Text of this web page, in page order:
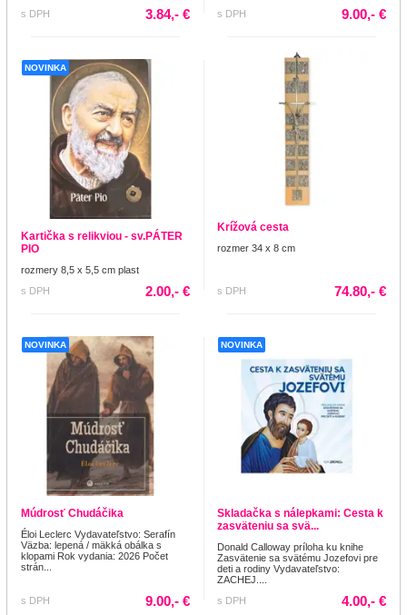
s DPH
3.84,- €
s DPH
9.00,- €
NOVINKA
Kartička s relikviou - sv.PÁTER
PIO
rozmery 8,5 x 5,5 cm plast
s DPH
2.00,- €
Krížová cesta
rozmer 34 x 8 cm
s DPH 74.80,- €
NOVINKA
Múdrosť Chudáčika
Éloi Leclerc Vydavateľstvo: Serafín
Väzba: lepená / mäkká obálka s
klopami Rok vydania: 2026 Počet
strán...
s DPH 9.00,- €
NOVINKA
Skladačka s nálepkami: Cesta k
zasväteniu sa svä...
Donald Calloway príloha ku knihe
Zasvätenie sa svätému Jozefovi pre
deti a rodiny Vydavateľstvo:
ZACHEJ....
s DPH
4.00,- €